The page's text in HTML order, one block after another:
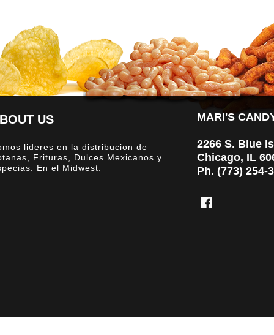
US
lideres en la distribucion de
Frituras, Dulces Mexicanos y
En el Midwest.
MARI'S
2266 S. Blue
Chicago, IL
Ph. (773) 254-